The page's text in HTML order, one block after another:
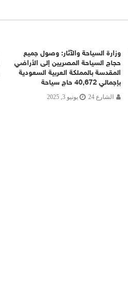
وزارة السياحة والآثار: وصول جميع
حجاج السياحة المصريين إلى الأراضي
المقدسة بالمملكة العربية السعودية
بإجمالي 40,672 حاج سياحة
الشارع 24 يونيو 3, 2025